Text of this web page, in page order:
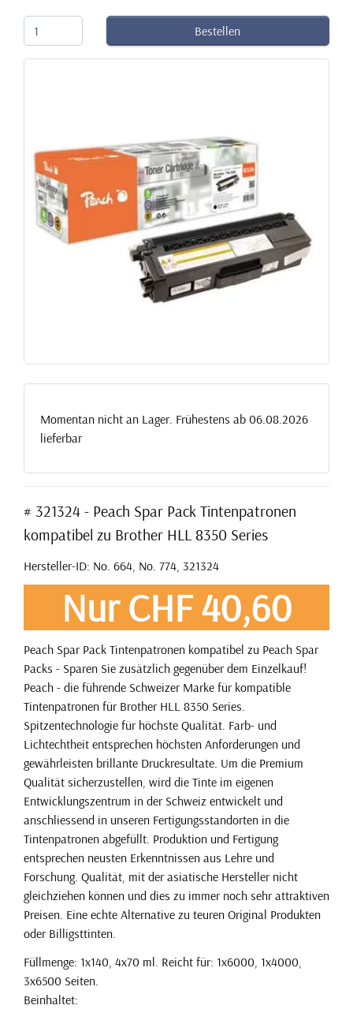
Bestellen
Momentan nicht an Lager. Frühestens ab 06.08.2026
lieferbar
# 321324 - Peach Spar Pack Tintenpatronen
kompatibel zu Brother HLL 8350 Series
Hersteller-ID: No. 664, No. 774, 321324
Nur CHF 40,60
Peach Spar Pack Tintenpatronen kompatibel zu Peach Spar
Packs - Sparen Sie zusätzlich gegenüber dem Einzelkauf!
Peach - die führende Schweizer Marke für kompatible
Tintenpatronen für Brother HLL 8350 Series.
Spitzentechnologie für höchste Qualität. Farb- und
Lichtechtheit entsprechen höchsten Anforderungen und
gewährleisten brillante Druckresultate. Um die Premium
Qualität sicherzustellen, wird die Tinte im eigenen
Entwicklungszentrum in der Schweiz entwickelt und
anschliessend in unseren Fertigungsstandorten in die
Tintenpatronen abgefüllt. Produktion und Fertigung
entsprechen neusten Erkenntnissen aus Lehre und
Forschung. Qualität, mit der asiatische Hersteller nicht
gleichziehen können und dies zu immer noch sehr attraktiven
Preisen. Eine echte Alternative zu teuren Original Produkten
oder Billigsttinten.
Füllmenge: 1x140, 4x70 ml. Reicht für: 1x6000, 1x4000,
3x6500 Seiten.
Beinhaltet: